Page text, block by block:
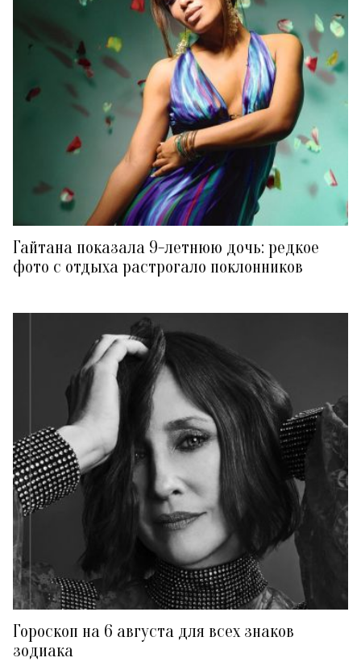
Гайтана показала 9-летнюю дочь: редкое
фото с отдыха растрогало поклонников
Гороскоп на 6 августа для всех знаков
зодиака